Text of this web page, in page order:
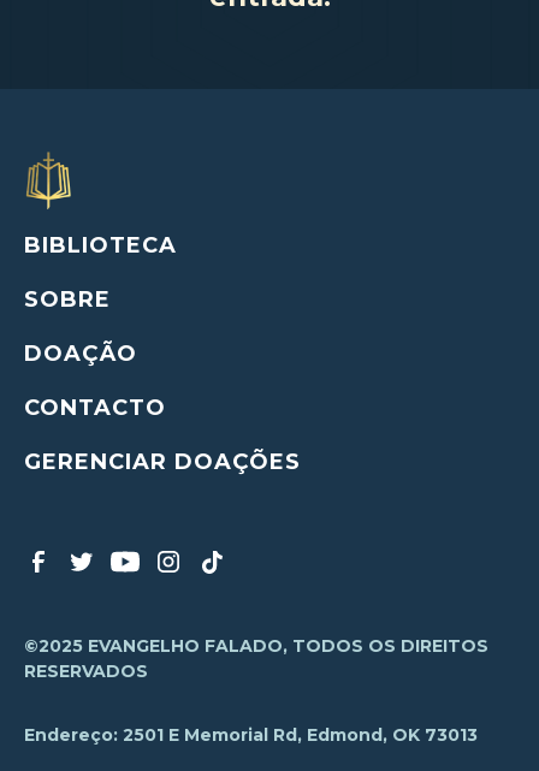
BIBLIOTECA
SOBRE
DOAÇÃO
CONTACTO
GERENCIAR DOAÇÕES
©2025 EVANGELHO FALADO, TODOS OS DIREITOS
RESERVADOS
Endereço: 2501 E Memorial Rd, Edmond, OK 73013